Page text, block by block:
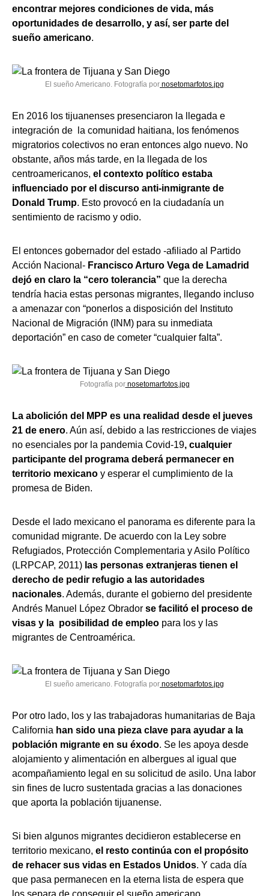
encontrar mejores condiciones de vida, más
oportunidades de desarrollo, y así, ser parte del
sueño americano.
El sueño Americano. Fotografía por nosetomarfotos.jpg
En 2016 los tijuanenses presenciaron la llegada e
integración de la comunidad haitiana, los fenómenos
migratorios colectivos no eran entonces algo nuevo. No
obstante, años más tarde, en la llegada de los
centroamericanos, el contexto político estaba
influenciado por el discurso anti-inmigrante de
Donald Trump. Esto provocó en la ciudadanía un
sentimiento de racismo y odio.
El entonces gobernador del estado -afiliado al Partido
Acción Nacional- Francisco Arturo Vega de Lamadrid
dejó en claro la “cero tolerancia” que la derecha
tendría hacia estas personas migrantes, llegando incluso
a amenazar con “ponerlos a disposición del Instituto
Nacional de Migración (INM) para su inmediata
deportación” en caso de cometer “cualquier falta”.
Fotografía pornosetomarfotos.jpg
La abolición del MPP es una realidad desde el jueves
21 de enero. Aún así, debido a las restricciones de viajes
no esenciales por la pandemia Covid-19, cualquier
participante del programa deberá permanecer en
territorio mexicano y esperar el cumplimiento de la
promesa de Biden.
Desde el lado mexicano el panorama es diferente para la
comunidad migrante. De acuerdo con la Ley sobre
Refugiados, Protección Complementaria y Asilo Político
(LRPCAP, 2011) las personas extranjeras tienen el
derecho de pedir refugio a las autoridades
nacionales. Además, durante el gobierno del presidente
Andrés Manuel López Obrador se facilitó el proceso de
visas y la posibilidad de empleo para los y las
migrantes de Centroamérica.
El sueño americano. Fotografía por nosetomarfotos.jpg
Por otro lado, los y las trabajadoras humanitarias de Baja
California han sido una pieza clave para ayudar a la
población migrante en su éxodo. Se les apoya desde
alojamiento y alimentación en albergues al igual que
acompañamiento legal en su solicitud de asilo. Una labor
sin fines de lucro sustentada gracias a las donaciones
que aporta la población tijuanense.
Si bien algunos migrantes decidieron establecerse en
territorio mexicano, el resto continúa con el propósito
de rehacer sus vidas en Estados Unidos. Y cada día
que pasa permanecen en la eterna lista de espera que
los separa de conseguir el sueño americano.